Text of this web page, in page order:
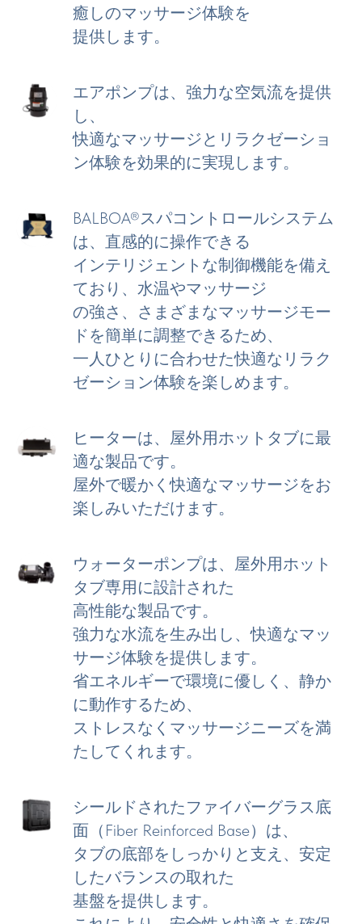
癒しのマッサージ体験を
提供します。
エアポンプは、強力な空気流を提供
し、
快適なマッサージとリラクゼーショ
ン体験を効果的に実現します。
BALBOA®スパコントロールシステム
は、直感的に操作できる
インテリジェントな制御機能を備え
ており、水温やマッサージ
の強さ、さまざまなマッサージモー
ドを簡単に調整できるため、
一人ひとりに合わせた快適なリラク
ゼーション体験を楽しめます。
ヒーターは、屋外用ホットタブに最
適な製品です。
屋外で暖かく快適なマッサージをお
楽しみいただけます。
ウォーターポンプは、屋外用ホット
タブ専用に設計された
高性能な製品です。
強力な水流を生み出し、快適なマッ
サージ体験を提供します。
省エネルギーで環境に優しく、静か
に動作するため、
ストレスなくマッサージニーズを満
たしてくれます。
シールドされたファイバーグラス底
面（Fiber Reinforced Base）は、
タブの底部をしっかりと支え、安定
したバランスの取れた
基盤を提供します。